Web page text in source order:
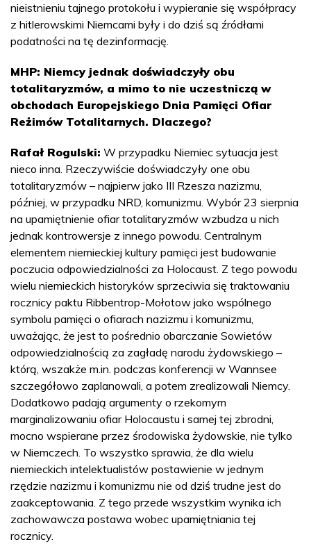
nieistnieniu tajnego protokołu i wypieranie się współpracy
z hitlerowskimi Niemcami były i do dziś są źródłami
podatności na tę dezinformację.
MHP: Niemcy jednak doświadczyły obu
totalitaryzmów, a mimo to nie uczestniczą w
obchodach Europejskiego Dnia Pamięci Ofiar
Reżimów Totalitarnych. Dlaczego?
Rafał Rogulski: W przypadku Niemiec sytuacja jest
nieco inna. Rzeczywiście doświadczyły one obu
totalitaryzmów – najpierw jako III Rzesza nazizmu,
później, w przypadku NRD, komunizmu. Wybór 23 sierpnia
na upamiętnienie ofiar totalitaryzmów wzbudza u nich
jednak kontrowersje z innego powodu. Centralnym
elementem niemieckiej kultury pamięci jest budowanie
poczucia odpowiedzialności za Holocaust. Z tego powodu
wielu niemieckich historyków sprzeciwia się traktowaniu
rocznicy paktu Ribbentrop-Mołotow jako wspólnego
symbolu pamięci o ofiarach nazizmu i komunizmu,
uważając, że jest to pośrednio obarczanie Sowietów
odpowiedzialnością za zagładę narodu żydowskiego –
którą, wszakże m.in. podczas konferencji w Wannsee
szczegółowo zaplanowali, a potem zrealizowali Niemcy.
Dodatkowo padają argumenty o rzekomym
marginalizowaniu ofiar Holocaustu i samej tej zbrodni,
mocno wspierane przez środowiska żydowskie, nie tylko
w Niemczech. To wszystko sprawia, że dla wielu
niemieckich intelektualistów postawienie w jednym
rzędzie nazizmu i komunizmu nie od dziś trudne jest do
zaakceptowania. Z tego przede wszystkim wynika ich
zachowawcza postawa wobec upamiętniania tej
rocznicy.